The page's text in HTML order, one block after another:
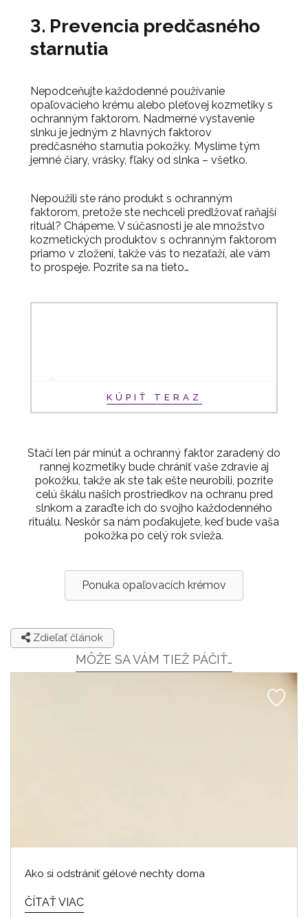
3. Prevencia predčasného
starnutia
Nepodceňujte každodenné používanie
opaľovacieho krému alebo pleťovej kozmetiky s
ochranným faktorom. Nadmerné vystavenie
slnku je jedným z hlavných faktorov
predčasného starnutia pokožky. Myslíme tým
jemné čiary, vrásky, fľaky od slnka – všetko.
Nepoužili ste ráno produkt s ochranným
faktorom, pretože ste nechceli predlžovať raňajší
rituál? Chápeme. V súčasnosti je ale množstvo
kozmetických produktov s ochranným faktorom
priamo v zložení, takže vás to nezaťaží, ale vám
to prospeje. Pozrite sa na tieto…
KÚPIŤ TERAZ
Stačí len pár minút a ochranný faktor zaradený do
rannej kozmetiky bude chrániť vaše zdravie aj
pokožku, takže ak ste tak ešte neurobili, pozrite
celú škálu našich prostriedkov na ochranu pred
slnkom a zaraďte ich do svojho každodenného
rituálu. Neskôr sa nám poďakujete, keď bude vaša
pokožka po celý rok svieža.
Ponuka opaľovacích krémov
Zdieľať článok
MÔŽE SA VÁM TIEŽ PÁČIŤ…
Ako si odstrániť gélové nechty doma
ČÍTAŤ VIAC